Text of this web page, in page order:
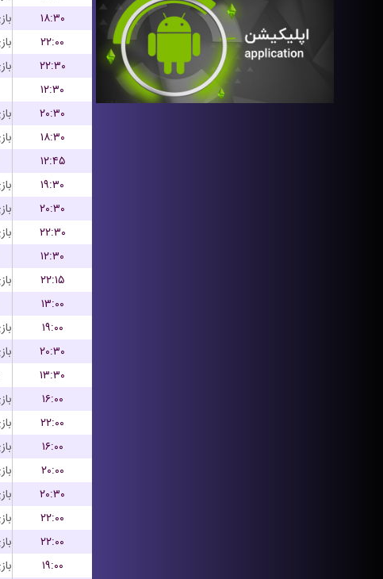
۱۸:۳۰
۲۲:۰۰
۲۲:۳۰
۱۲:۳۰
۲۰:۳۰
۱۸:۳۰
۱۲:۴۵
۱۹:۳۰
۲۰:۳۰
۲۲:۳۰
۱۲:۳۰
۲۲:۱۵
۱۳:۰۰
۱۹:۰۰
۲۰:۳۰
۱۳:۳۰
۱۶:۰۰
۲۲:۰۰
۱۶:۰۰
۲۰:۰۰
۲۰:۳۰
۲۲:۰۰
۲۲:۰۰
۱۹:۰۰